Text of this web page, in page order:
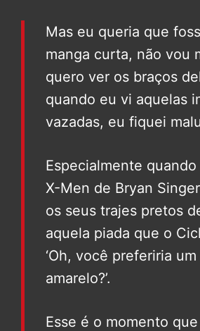
Mas eu queria que
manga curta, não vou
quero ver os braços
quando eu vi aquelas
vazadas, eu fiquei
Especialmente
X-Men de Bryan
os seus trajes pretos
aquela piada que o
‘Oh, você preferiria
amarelo?’.
Esse é o momento